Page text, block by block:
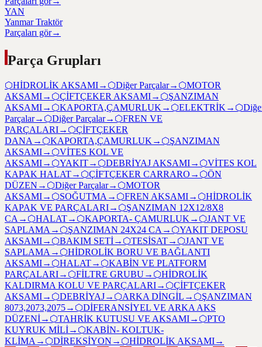
YAN
Yanmar Traktör
Parçaları gör→
Parça Grupları
⬡HİDROLİK AKSAMI→ ⬡Diğer Parçalar→ ⬡MOTOR
AKSAMI→ ⬡ÇİFTÇEKER AKSAMI→ ⬡ŞANZIMAN
AKSAMI→ ⬡KAPORTA,ÇAMURLUK→ ⬡ELEKTRİK→ ⬡
Parçalar→ ⬡Diğer Parçalar→ ⬡FREN VE
PARÇALARI→ ⬡ÇİFTÇEKER
DANA→ ⬡KAPORTA,ÇAMURLUK→ ⬡ŞANZIMAN
AKSAMI→ ⬡VİTES KOL VE
AKSAMI→ ⬡YAKIT→ ⬡DEBRİYAJ AKSAMI→ ⬡VİTES KOL
KAPAK HALAT→ ⬡ÇİFTÇEKER CARRARO → ⬡ÖN
DÜZEN → ⬡Diğer Parçalar→ ⬡MOTOR
AKSAMI→ ⬡SOĞUTMA→ ⬡FREN AKSAMI→ ⬡HİDROLİK
KAPAK VE PARÇALARI→ ⬡ŞANZIMAN 12X12/8X8
CA→ ⬡HALAT→ ⬡KAPORTA- ÇAMURLUK→ ⬡JANT VE
SAPLAMA→ ⬡ŞANZIMAN 24X24 CA→ ⬡YAKIT DEPOSU
AKSAMI→ ⬡BAKIM SETİ→ ⬡TESİSAT→ ⬡JANT VE
SAPLAMA→ ⬡HİDROLİK BORU VE BAĞLANTI
AKSAMI→ ⬡HALAT→ ⬡KABİN VE PLATFORM
PARÇALARI→ ⬡FİLTRE GRUBU → ⬡HİDROLİK
KALDIRMA KOLU VE PARÇALARI→ ⬡ÇİFTÇEKER
AKSAMI→ ⬡DEBRİYAJ→ ⬡ARKA DİNGİL → ⬡ŞANZIMAN
8073,2073,2075→ ⬡DİFERANSİYEL VE ARKA AKS
DÜZENİ→ ⬡TAHRİK KUTUSU VE AKSAMI→ ⬡PTO
KUYRUK MİLİ→ ⬡KABİN- KOLTUK-
KLİMA→ ⬡DİREKSİYON → ⬡HİDROLİK AKSAMI→